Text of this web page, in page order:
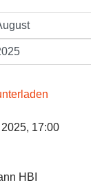
17:00
HBI